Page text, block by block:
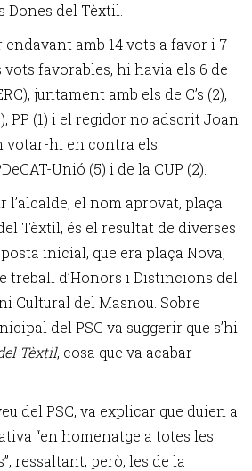
Dones del Tèxtil.
amb 14 vots a favor i 7
favorables, hi havia els 6 de
juntament amb els de C’s (2),
PP (1) i el regidor no adscrit Joan
votar-hi en contra els
Unió (5) i de la CUP (2).
el nom aprovat, plaça
Tèxtil, és el resultat de diverses
inicial, que era plaça Nova,
treball d’Honors i Distincions del
Cultural del Masnou. Sobre
del PSC va suggerir que s’hi
Tèxtil, cosa que va acabar
del PSC, va explicar que duien a
“en homenatge a totes les
ressaltant, però, les de la